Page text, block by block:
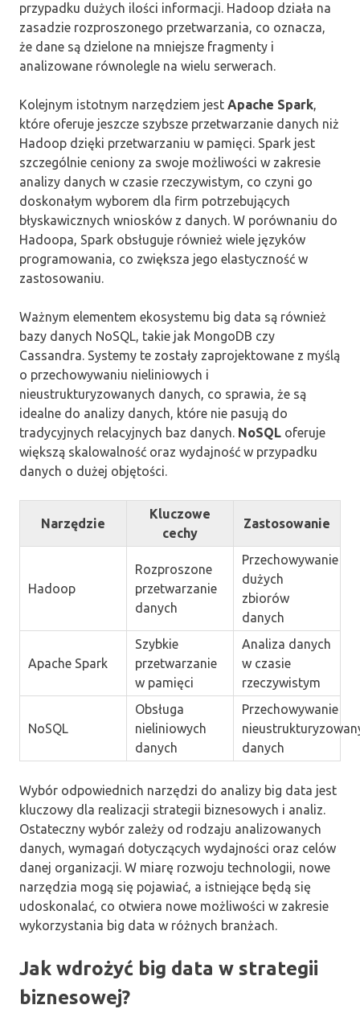
przypadku dużych ilości informacji. Hadoop działa na
zasadzie rozproszonego przetwarzania, co oznacza,
że dane są dzielone na mniejsze fragmenty i
analizowane równolegle na wielu serwerach.
Kolejnym istotnym narzędziem jest Apache Spark
które oferuje jeszcze szybsze przetwarzanie danych niż
Hadoop dzięki przetwarzaniu w pamięci. Spark jest
szczególnie ceniony za swoje możliwości w zakresie
analizy danych w czasie rzeczywistym, co czyni go
doskonałym wyborem dla firm potrzebujących
błyskawicznych wniosków z danych. W porównaniu do
Hadoopa, Spark obsługuje również wiele języków
programowania, co zwiększa jego elastyczność w
zastosowaniu.
Ważnym elementem ekosystemu big data są również
bazy danych NoSQL, takie jak MongoDB czy
Cassandra. Systemy te zostały zaprojektowane z myślą
o przechowywaniu nieliniowych i
nieustrukturyzowanych danych, co sprawia, że są
idealne do analizy danych, które nie pasują do
tradycyjnych relacyjnych baz danych. NoSQL oferuje
większą skalowalność oraz wydajność w przypadku
danych o dużej objętości.
Narzędzie
Kluczowe
cechy
Zastosowanie
Hadoop
Rozproszone
przetwarzanie
danych
Przechowywanie
dużych
zbiorów
danych
Apache Spark
Szybkie
przetwarzanie
w pamięci
Analiza danych
w czasie
rzeczywistym
NoSQL
Obsługa
nieliniowych
danych
Przechowywanie
danych
Wybór odpowiednich narzędzi do analizy big data jest
kluczowy dla realizacji strategii biznesowych i analiz.
Ostateczny wybór zależy od rodzaju analizowanych
danych, wymagań dotyczących wydajności oraz celów
danej organizacji. W miarę rozwoju technologii, nowe
narzędzia mogą się pojawiać, a istniejące będą się
udoskonalać, co otwiera nowe możliwości w zakresie
wykorzystania big data w różnych branżach.
Jak wdrożyć big data w strategii
biznesowej?